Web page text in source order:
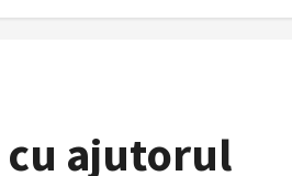
cu ajutorul